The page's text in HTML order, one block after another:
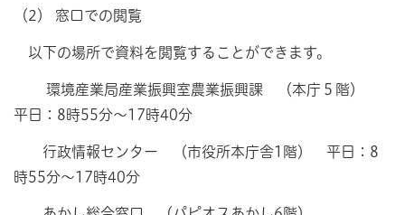
（2） 窓口での閲覧
以下の場所で資料を閲覧することができます。
環境産業局産業振興室農業振興課 （本庁５階）
平日：8時55分～17時40分
行政情報センター （市役所本庁舎1階） 平日：8
時55分～17時40分